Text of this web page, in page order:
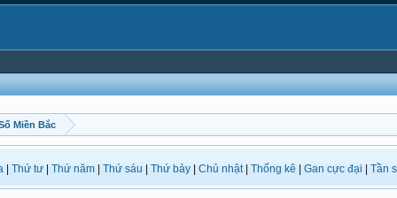
Miền Bắc
Thứ tư Thứ năm Thứ sáu Thứ bảy Chủ nhật| Thống kê Gan cực đại Tần